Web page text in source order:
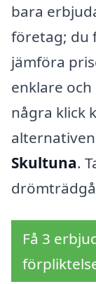
bara
företag; du
jämföra
enklare
några klick
Skultuna.
Få 3